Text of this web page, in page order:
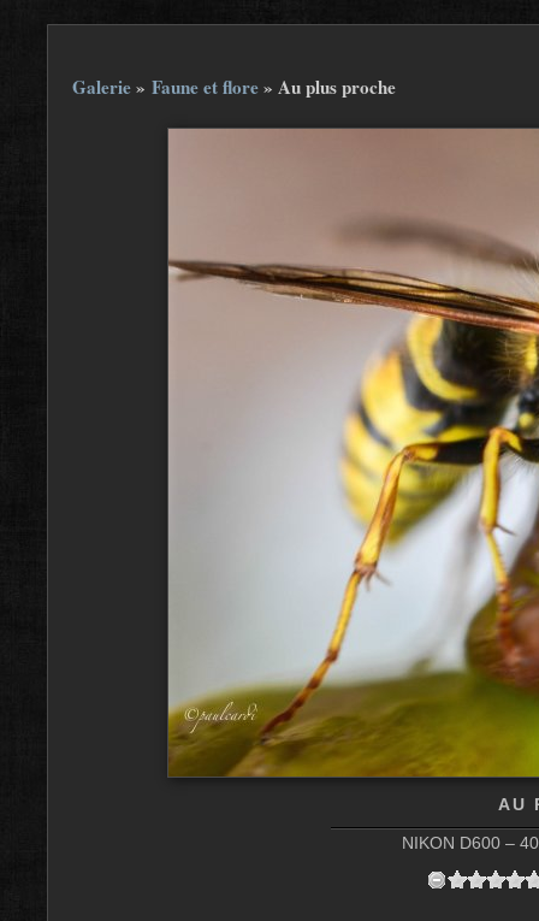
Galerie» Faune et flore» Au plus proche
AU
NIKON D600 –